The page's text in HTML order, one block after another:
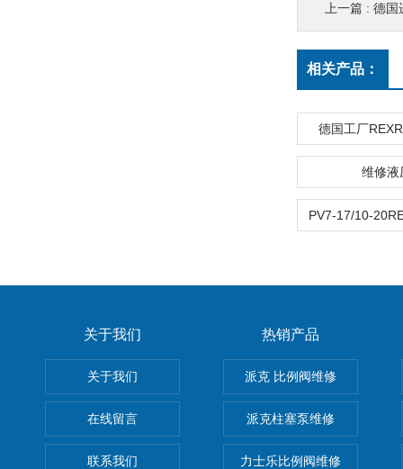
上一篇 : 德国
相关产品：
德国工厂
维修液
关于我们
关于我们
在线留言
联系我们
热销产品
派克 比例阀维修
派克柱塞泵维修
力士乐比例阀维修